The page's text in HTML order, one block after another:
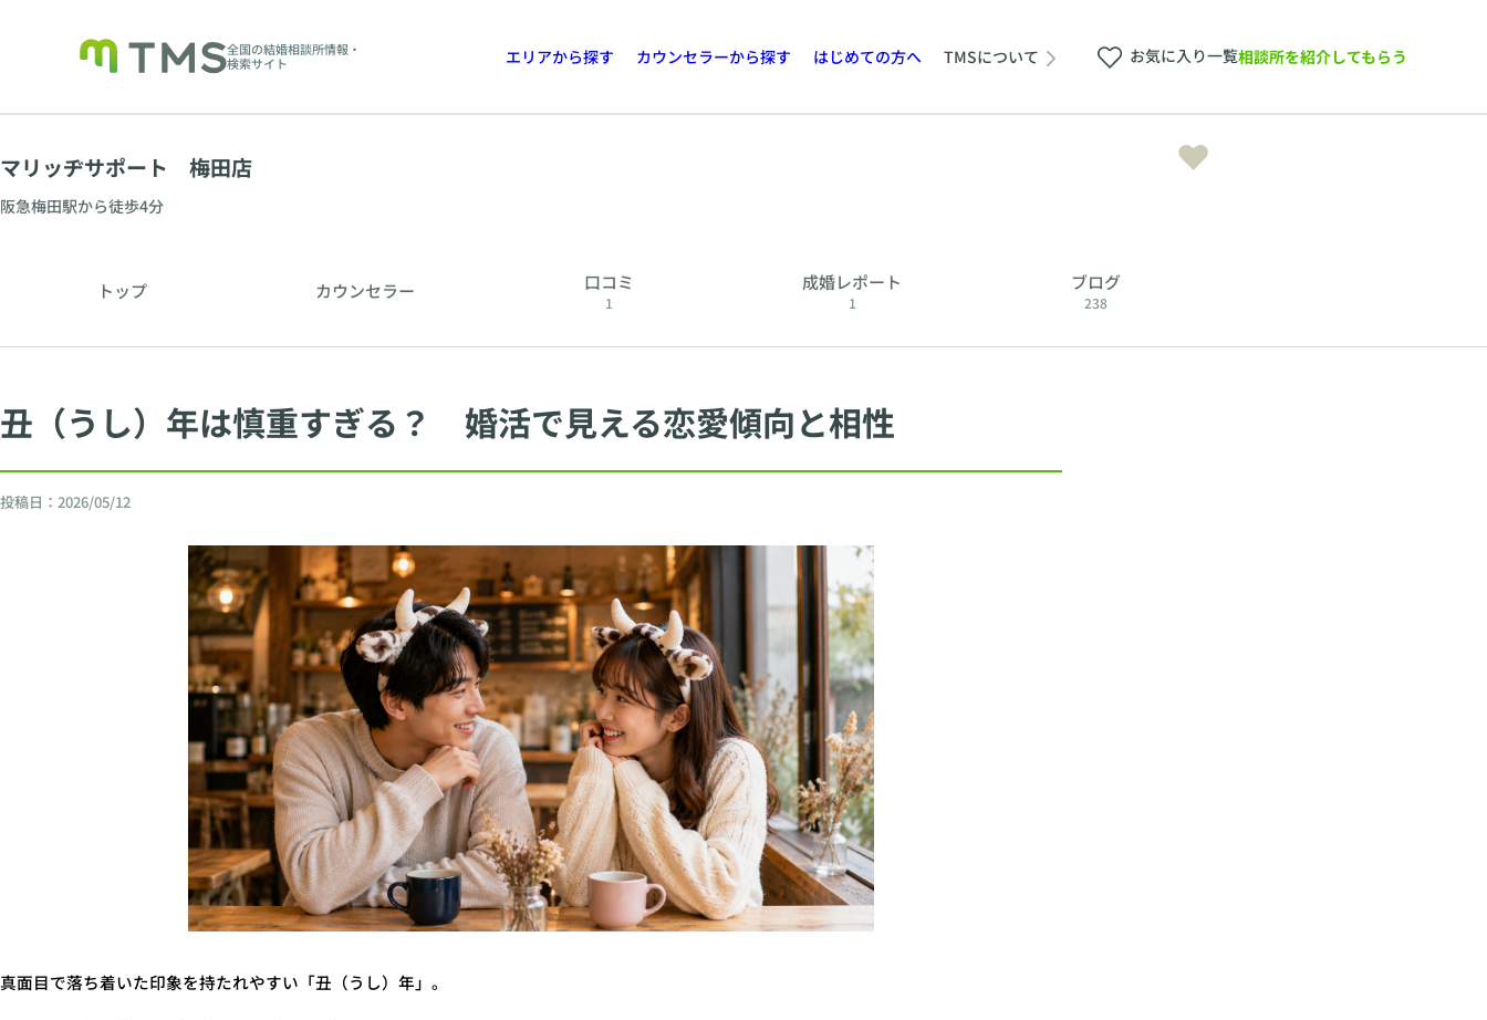
全国の結婚相談所情報・
検索サイト
エリアから探す カウンセラーから探す はじめての方へ TMSについて お気に入り一覧相談所を紹介してもらう
マリッヂサポート 梅田店
阪急梅田駅から徒歩4分
トップ カウンセラー 口コミ
1
成婚レポート
1
ブログ
238
丑（うし）年は慎重すぎる？ 婚活で見える恋愛傾向と相性
投稿日： 2026/05/12
真面目で落ち着いた印象を持たれやすい「丑（うし）年」。